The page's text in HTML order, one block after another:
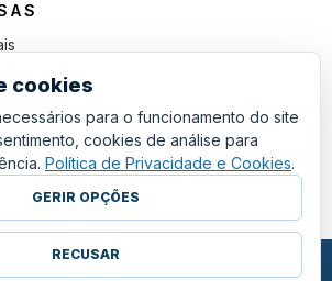
Aberto
Obras
cookies
para o funcionamento do site
cookies de análise para
Política de Privacidade e Cookies.
GERIR OPÇÕES
RECUSAR